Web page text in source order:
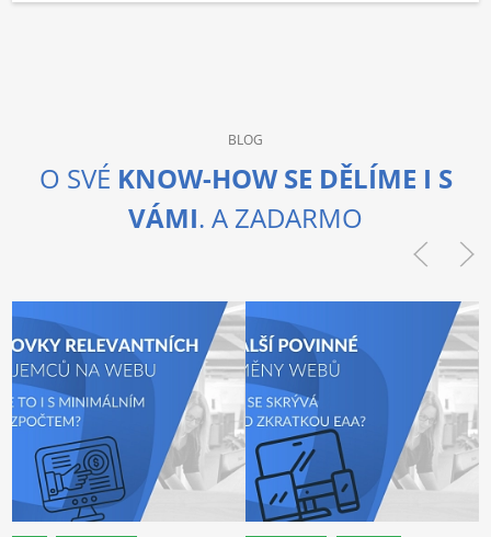
BLOG
O SVÉ KNOW-HOW SE DĚLÍME I S
VÁMI. A ZADARMO